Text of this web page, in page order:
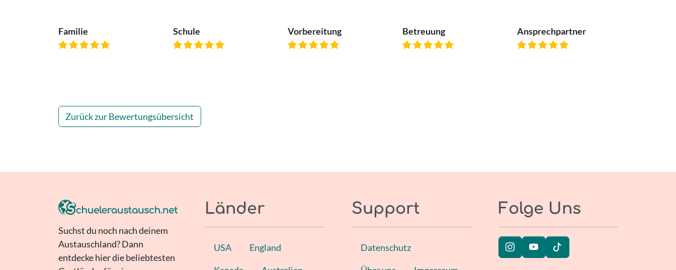
Familie Schule Vorbereitung Betreuung Ansprechpartner
Zurück zur Bewertungsübersicht
Suchst du noch nach deinem
Austauschland? Dann
entdecke hier die beliebtesten
Länder
USA England
Support
Datenschutz
Folge Uns